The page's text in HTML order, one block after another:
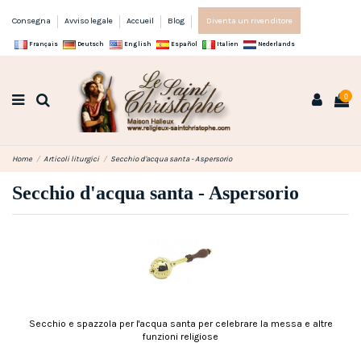
Consegna Avviso legale Accueil Blog Diventa un rivenditore
Français Deutsch English Español Italien Nederlands
0
Home Articoli liturgici Secchio d'acqua santa - Aspersorio
Secchio d'acqua santa - Aspersorio
Secchio e spazzola per l'acqua santa per celebrare la messa e altre
funzioni religiose